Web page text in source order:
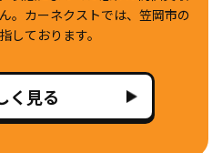
。カーネクストでは、笠岡市の
しております。
く見る